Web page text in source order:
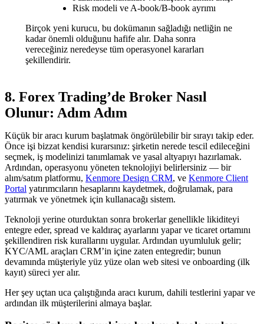
Risk modeli ve A-book/B-book ayrımı
Birçok yeni kurucu, bu dokümanın sağladığı netliğin ne
kadar önemli olduğunu hafife alır. Daha sonra
vereceğiniz neredeyse tüm operasyonel kararları
şekillendirir.
8. Forex Trading’de Broker Nasıl
Olunur: Adım Adım
Küçük bir aracı kurum başlatmak öngörülebilir bir sırayı takip eder.
Önce işi bizzat kendisi kurarsınız: şirketin nerede tescil edileceğini
seçmek, iş modelinizi tanımlamak ve yasal altyapıyı hazırlamak.
Ardından, operasyonu yöneten teknolojiyi belirlersiniz — bir
alım/satım platformu, Kenmore Design CRM, ve Kenmore Client
Portal yatırımcıların hesaplarını kaydetmek, doğrulamak, para
yatırmak ve yönetmek için kullanacağı sistem.
Teknoloji yerine oturduktan sonra brokerlar genellikle likiditeyi
entegre eder, spread ve kaldıraç ayarlarını yapar ve ticaret ortamını
şekillendiren risk kurallarını uygular. Ardından uyumluluk gelir;
KYC/AML araçları CRM’in içine zaten entegredir; bunun
devamında müşteriyle yüz yüze olan web sitesi ve onboarding (ilk
kayıt) süreci yer alır.
Her şey uçtan uca çalıştığında aracı kurum, dahili testlerini yapar ve
ardından ilk müşterilerini almaya başlar.